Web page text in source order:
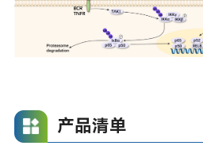
产品清单